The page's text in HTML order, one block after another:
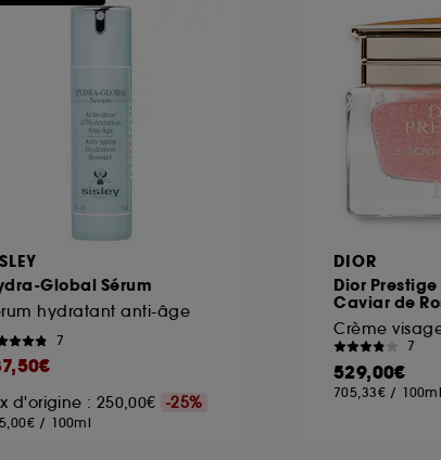
Global Sérum
hydratant anti-âge
7
d'origine : 250,00€ -25%
/ 100ml
DIOR
Dior
Caviar de
7
529,00€
705,33€ / 100ml
et la lecture de ces traceurs requiert votre
mes choix" ci-dessous ou décider de
Cookies, pour les finalités acceptées, avec les
refuser tous les cookies, cliques sur "continuer
obtenir plus d'information sur les cookies